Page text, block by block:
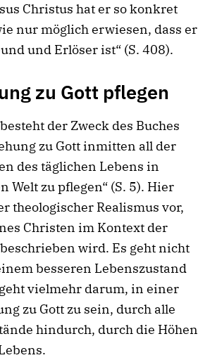
Christus hat er so konkret
nur möglich erwiesen, dass er
und Erlöser ist“ (S. 408).
zu Gott pflegen
der Zweck des Buches
zu Gott inmitten all der
des täglichen Lebens in
Welt zu pflegen“ (S. 5). Hier
theologischer Realismus vor,
Christen im Kontext der
wird. Es geht nicht
besseren Lebenszustand
vielmehr darum, in einer
zu Gott zu sein, durch alle
hindurch, durch die Höhen